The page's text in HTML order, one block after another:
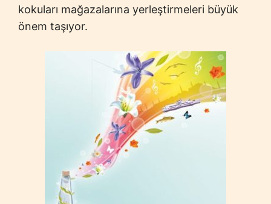
kokuları mağazalarına yerleştirmeleri büyük
önem taşıyor.